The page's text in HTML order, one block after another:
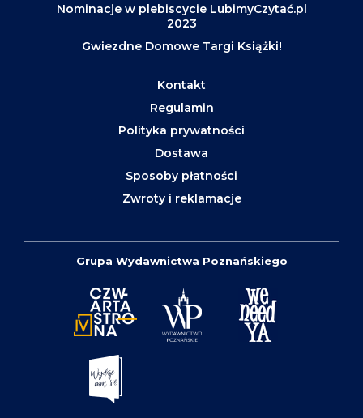
Nominacje w plebiscycie LubimyCzytać.pl
2023
Gwiezdne Domowe Targi Książki!
Kontakt
Regulamin
Polityka prywatności
Dostawa
Sposoby płatności
Zwroty i reklamacje
Grupa Wydawnictwa Poznańskiego